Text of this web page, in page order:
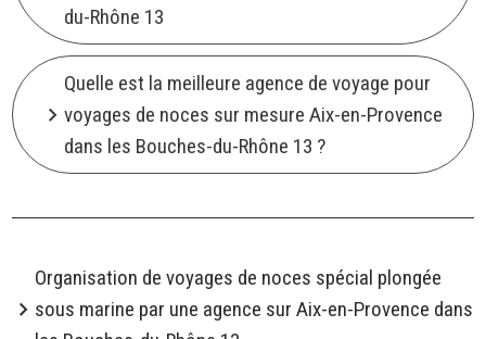
du-Rhône 13
Quelle est la meilleure agence de voyage pour
voyages de noces sur mesure Aix-en-Provence
dans les Bouches-du-Rhône 13 ?
Organisation de voyages de noces spécial plongée
sous marine par une agence sur Aix-en-Provence dans